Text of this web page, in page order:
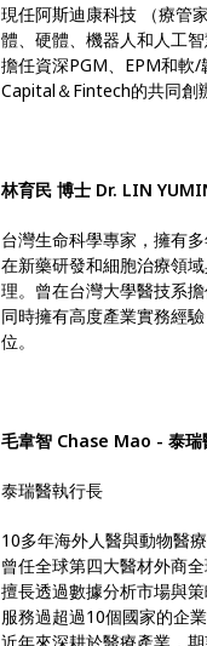
現任阿斯迪康科技 （療管
體、硬體、機器人和人工
擔任資深PGM、EPM和軟
Capital＆Fintech的共同創
林育民 博士 Dr. LIN
台灣生命科學專家，擁有
在新藥研發和細胞治療領
理。曾在台灣大學醫技系
同時擁有高度產業實務經
位。
毛韋智 Chase Mao - 泰
泰瑞醫執行長
10多年海外人醫與動物醫
曾任全球第四大醫材外商
擅長透過數據分析市場與
服務過超過10個國家的企